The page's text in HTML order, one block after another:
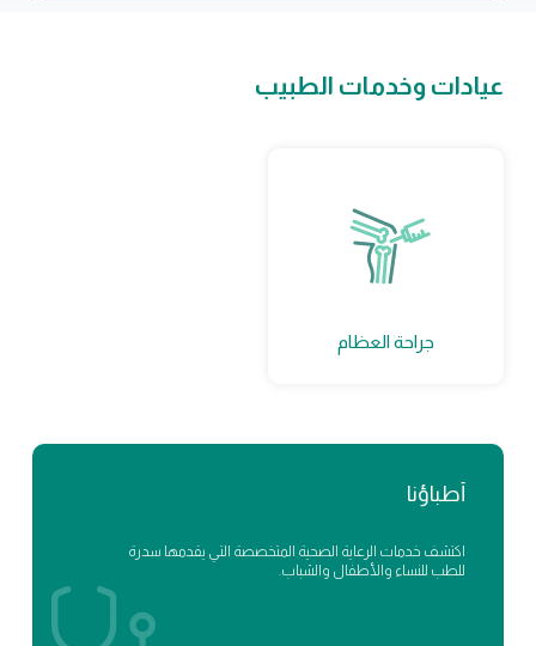
عيادات وخدمات الطبيب
جراحة العظام
أطباؤنا
اكتشف خدمات الرعاية الصحية المتخصصة التي يقدمها سدرة
للطب للنساء والأطفال والشباب.